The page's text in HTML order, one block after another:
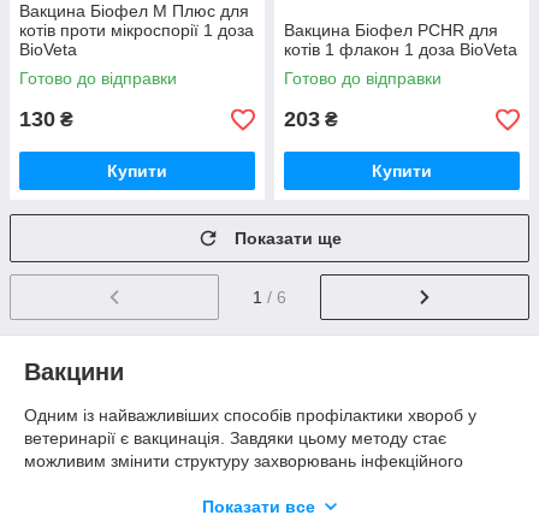
Вакцина Біофел M Плюс для
котів проти мікроспорії 1 доза
BioVeta
Готово до відправки
130 ₴
Купити
Вакцина Біофел PCHR для
котів 1 флакон 1 доза BioVeta
Готово до відправки
203 ₴
Купити
Показати ще
1 / 6
Вакцини
Одним із найважливіших способів профілактики хвороб у
ветеринарії є вакцинація. Завдяки цьому методу стає
можливим змінити структуру захворювань інфекційного
стосується всіх патологій. Завдяки вакцинації стає можливим
Показати все